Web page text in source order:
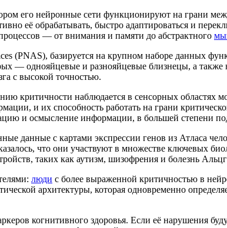
его нейронные сети функционируют на грани
её обрабатывать, быстро адаптироваться и
— от внимания и памяти до абстрактного
(PNAS), базируется на крупном наборе данных
— однояйцевые и разнояйцевые близнецы, а
с высокой точностью.
критичности наблюдается в сенсорных областях
и их способность работать на грани
и осмысление информации, в большей
данные с картами экспрессии генов из Атласа
что они участвуют в множестве ключевых
таких как аутизм, шизофрения и болезнь
люди с более выраженной критичностью в
архитектуры, которая одновременно
когнитивного здоровья. Если её нарушения